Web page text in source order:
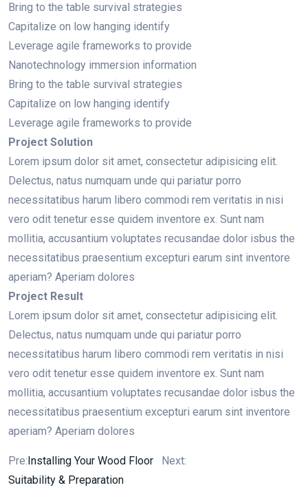
Bring to the table survival strategies
Capitalize on low hanging identify
Leverage agile frameworks to provide
Nanotechnology immersion information
Bring to the table survival strategies
Capitalize on low hanging identify
Leverage agile frameworks to provide
Project Solution
Lorem ipsum dolor sit amet, consectetur adipisicing elit.
Delectus, natus numquam unde qui pariatur porro
necessitatibus harum libero commodi rem veritatis in nisi
vero odit tenetur esse quidem inventore ex. Sunt nam
mollitia, accusantium voluptates recusandae dolor isbus the
necessitatibus praesentium excepturi earum sint inventore
aperiam? Aperiam dolores
Project Result
Lorem ipsum dolor sit amet, consectetur adipisicing elit.
Delectus, natus numquam unde qui pariatur porro
necessitatibus harum libero commodi rem veritatis in nisi
vero odit tenetur esse quidem inventore ex. Sunt nam
mollitia, accusantium voluptates recusandae dolor isbus the
necessitatibus praesentium excepturi earum sint inventore
aperiam? Aperiam dolores
Pre:Installing Your Wood Floor Next:
Suitability & Preparation